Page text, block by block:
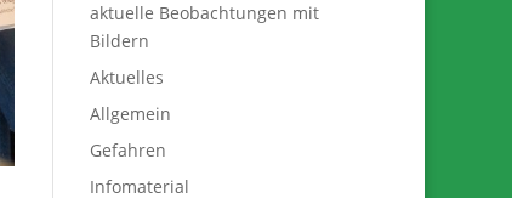
aktuelle Beobachtungen mit
Bildern
Aktuelles
Allgemein
Gefahren
Infomaterial